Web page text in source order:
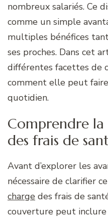
nombreux salariés. Ce
comme un simple
multiples bénéfices
ses proches. Dans cet
différentes facettes de
comment elle peut
quotidien.
Comprendre
des frais de
Avant d’explorer les
nécessaire de clarifier
charge des frais de
couverture peut inclure